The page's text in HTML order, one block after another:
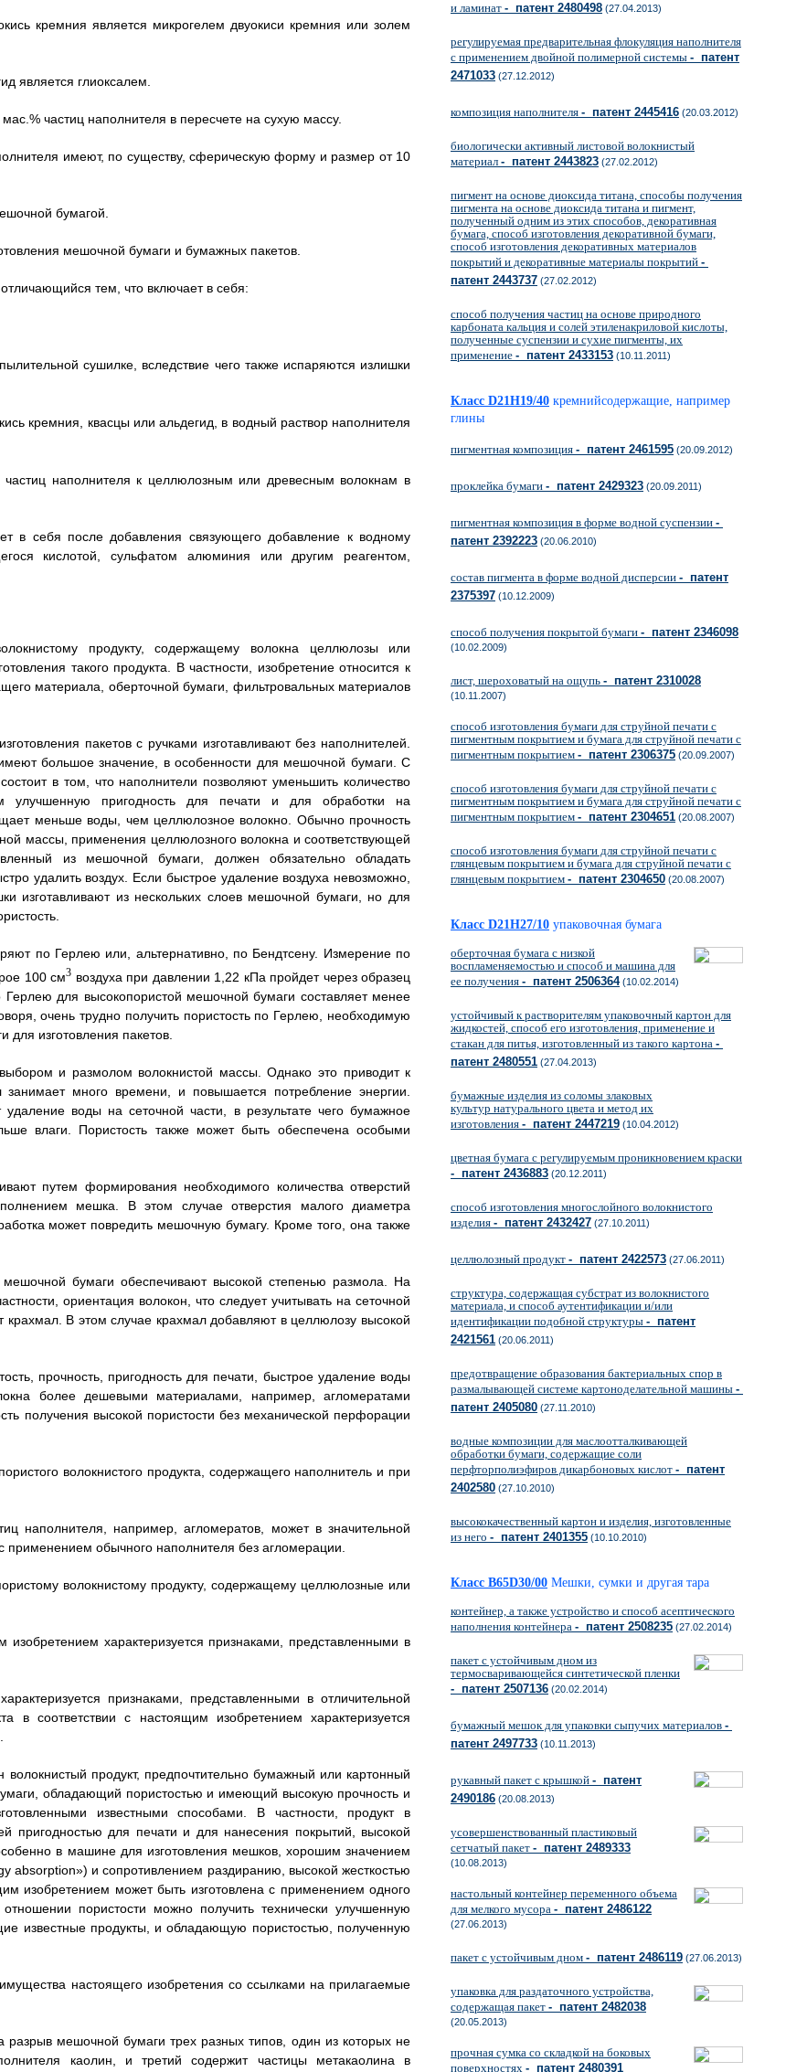
кремния является микрогелем двуокиси кремния или золем
является глиоксалем.
частиц наполнителя в пересчете на сухую массу.
имеют, по существу, сферическую форму и размер от 10
бумагой.
мешочной бумаги и бумажных пакетов.
тем, что включает в себя:
сушилке, вследствие чего также испаряются излишки
кремния, квасцы или альдегид, в водный раствор наполнителя
наполнителя к целлюлозным или древесным волокнам в
в себя после добавления связующего добавление к водному
кислотой, сульфатом алюминия или другим реагентом,
продукту, содержащему волокна целлюлозы или
такого продукта. В частности, изобретение относится к
материала, оберточной бумаги, фильтровальных материалов
пакетов с ручками изготавливают без наполнителей.
большое значение, в особенности для мешочной бумаги. С
в том, что наполнители позволяют уменьшить количество
улучшенную пригодность для печати и для обработки на
меньше воды, чем целлюлозное волокно. Обычно прочность
массы, применения целлюлозного волокна и соответствующей
из мешочной бумаги, должен обязательно обладать
удалить воздух. Если быстрое удаление воздуха невозможно,
изготавливают из нескольких слоев мешочной бумаги, но для
по Герлею или, альтернативно, по Бендтсену. Измерение по
100 см3 воздуха при давлении 1,22 кПа пройдет через образец
для высокопористой мешочной бумаги составляет менее
очень трудно получить пористость по Герлею, необходимую
изготовления пакетов.
и размолом волокнистой массы. Однако это приводит к
много времени, и повышается потребление энергии.
воды на сеточной части, в результате чего бумажное
влаги. Пористость также может быть обеспечена особыми
путем формирования необходимого количества отверстий
мешка. В этом случае отверстия малого диаметра
может повредить мешочную бумагу. Кроме того, она также
бумаги обеспечивают высокой степенью размола. На
ориентация волокон, что следует учитывать на сеточной
В этом случае крахмал добавляют в целлюлозу высокой
прочность, пригодность для печати, быстрое удаление воды
более дешевыми материалами, например, агломератами
получения высокой пористости без механической перфорации
волокнистого продукта, содержащего наполнитель и при
наполнителя, например, агломератов, может в значительной
применением обычного наполнителя без агломерации.
волокнистому продукту, содержащему целлюлозные или
изобретением характеризуется признаками, представленными в
признаками, представленными в отличительной
соответствии с настоящим изобретением характеризуется
продукт, предпочтительно бумажный или картонный
обладающий пористостью и имеющий высокую прочность и
известными способами. В частности, продукт в
пригодностью для печати и для нанесения покрытий, высокой
в машине для изготовления мешков, хорошим значением
absorption») и сопротивлением раздиранию, высокой жесткостью
изобретением может быть изготовлена с применением одного
пористости можно получить технически улучшенную
известные продукты, и обладающую пористостью, полученную
настоящего изобретения со ссылками на прилагаемые
мешочной бумаги трех разных типов, один из которых не
каолин, и третий содержит частицы метакаолина в
и ламинат - патент 2480498 (27.04.2013)
регулируемая предварительная флокуляция наполнителя
с применением двойной полимерной системы - патент
2471033 (27.12.2012)
композиция наполнителя - патент 2445416 (20.03.2012)
биологически активный листовой волокнистый
материал - патент 2443823 (27.02.2012)
пигмент на основе диоксида титана, способы получения
пигмента на основе диоксида титана и пигмент,
полученный одним из этих способов, декоративная
бумага, способ изготовления декоративной бумаги,
способ изготовления декоративных материалов
покрытий и декоративные материалы покрытий -
патент 2443737 (27.02.2012)
способ получения частиц на основе природного
карбоната кальция и солей этиленакриловой кислоты,
полученные суспензии и сухие пигменты, их
применение - патент 2433153 (10.11.2011)
Класс D21H19/40 кремнийсодержащие, например
глины
пигментная композиция - патент 2461595 (20.09.2012)
проклейка бумаги - патент 2429323 (20.09.2011)
пигментная композиция в форме водной суспензии -
патент 2392223 (20.06.2010)
состав пигмента в форме водной дисперсии - патент
2375397 (10.12.2009)
способ получения покрытой бумаги - патент 2346098
(10.02.2009)
лист, шероховатый на ощупь - патент 2310028
(10.11.2007)
способ изготовления бумаги для струйной печати с
пигментным покрытием и бумага для струйной печати с
пигментным покрытием - патент 2306375 (20.09.2007)
способ изготовления бумаги для струйной печати с
пигментным покрытием и бумага для струйной печати с
пигментным покрытием - патент 2304651 (20.08.2007)
способ изготовления бумаги для струйной печати с
глянцевым покрытием и бумага для струйной печати с
глянцевым покрытием - патент 2304650 (20.08.2007)
Класс D21H27/10 упаковочная бумага
оберточная бумага с низкой
воспламеняемостью и способ и машина для
ее получения - патент 2506364(10.02.2014)
устойчивый к растворителям упаковочный картон для
жидкостей, способ его изготовления, применение и
стакан для питья, изготовленный из такого картона -
патент 2480551 (27.04.2013)
бумажные изделия из соломы злаковых
культур натурального цвета и метод их
изготовления - патент 2447219 (10.04.2012)
цветная бумага с регулируемым проникновением краски
- патент 2436883 (20.12.2011)
способ изготовления многослойного волокнистого
изделия - патент 2432427 (27.10.2011)
целлюлозный продукт - патент 2422573 (27.06.2011)
структура, содержащая субстрат из волокнистого
материала, и способ аутентификации и/или
идентификации подобной структуры - патент
2421561 (20.06.2011)
предотвращение образования бактериальных спор в
размалывающей системе картоноделательной машины -
патент 2405080 (27.11.2010)
водные композиции для маслоотталкивающей
обработки бумаги, содержащие соли
перфторполиэфиров дикарбоновых кислот - патент
2402580 (27.10.2010)
высококачественный картон и изделия, изготовленные
из него - патент 2401355 (10.10.2010)
Класс B65D30/00 Мешки, сумки и другая тара
контейнер, а также устройство и способ асептического
наполнения контейнера - патент 2508235 (27.02.2014)
пакет с устойчивым дном из
термосваривающейся синтетической пленки
- патент 2507136 (20.02.2014)
бумажный мешок для упаковки сыпучих материалов -
патент 2497733 (10.11.2013)
рукавный пакет с крышкой - патент
2490186 (20.08.2013)
усовершенствованный пластиковый
сетчатый пакет - патент 2489333
(10.08.2013)
настольный контейнер переменного объема
для мелкого мусора - патент 2486122
(27.06.2013)
пакет с устойчивым дном - патент 2486119 (27.06.2013)
упаковка для раздаточного устройства,
содержащая пакет - патент 2482038
(20.05.2013)
прочная сумка со складкой на боковых
поверхностях - патент 2480391